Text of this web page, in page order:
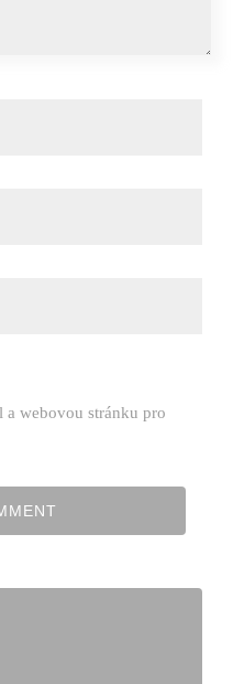
webovou stránku pro